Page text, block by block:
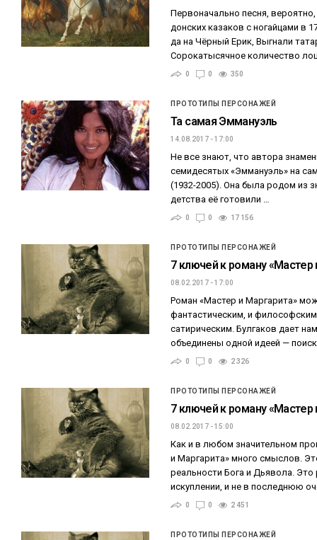
Первоначально песня,
донских казаков с ногайцами в
да на Чёрный Ерик, Выгнали
Сорокатысячное количество
0 0 350
ПРОТОТИПЫ ПЕРСОНАЖЕЙ
Та самая Эммануэль
14.08.2017 - 17:00
Не все знают, что автора
семидесятых «Эммануэль» на
(1932-2005). Она была родом из
детства её готовили …
0 0 17 156
ПРОТОТИПЫ ПЕРСОНАЖЕЙ
7 ключей к роману «Мастер
08.02.2017 - 17:00
Роман «Мастер и Маргарита»
фантастическим, и
сатирическим. Булгаков дает
объединены одной идеей —
0 0 2 326
ПРОТОТИПЫ ПЕРСОНАЖЕЙ
7 ключей к роману «Мастер
08.02.2017 - 15:00
Как и в любом значительном
и Маргарита» много смыслов.
реальности Бога и Дьявола.
искуплении, и не в последнюю
0 0 2 451
ПРОТОТИПЫ ПЕРСОНАЖЕЙ